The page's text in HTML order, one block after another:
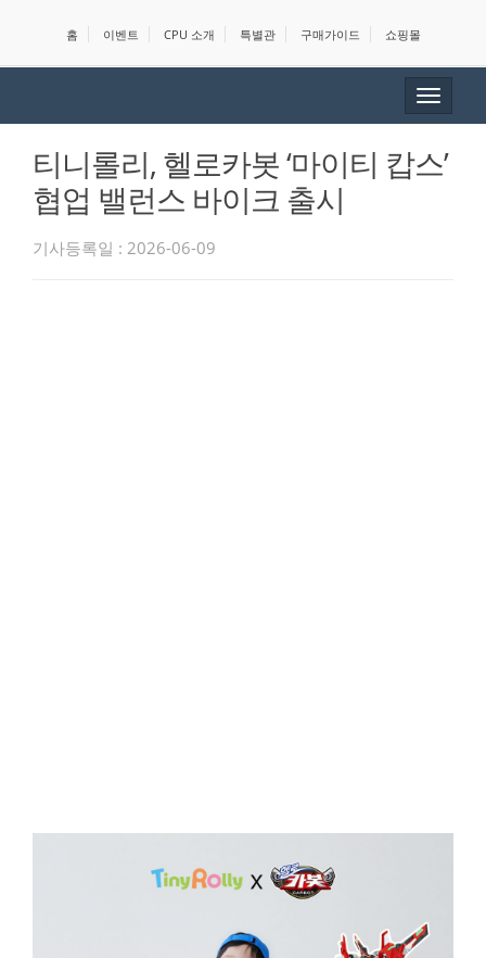
홈 이벤트 CPU 소개 특별관 구매가이드 쇼핑몰
Toggle
티니롤리, 헬로카봇 ‘마이티 캅스’
협업 밸런스 바이크 출시
기사등록일 : 2026-06-09